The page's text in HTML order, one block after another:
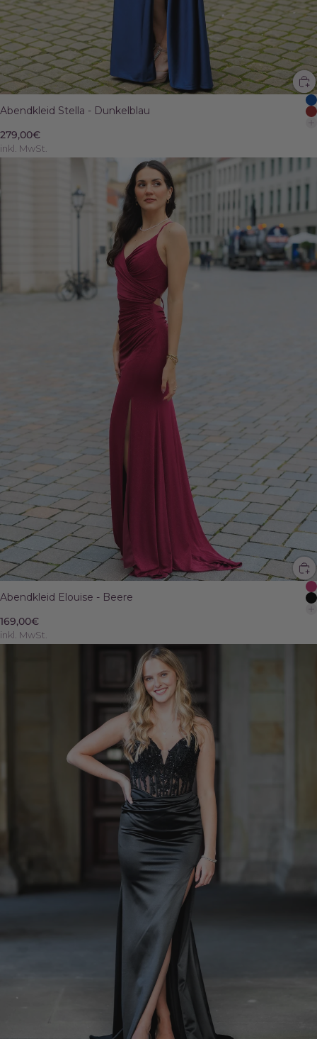
Abendkleid Stella - Dunkelblau
279,00€
inkl. MwSt.
Abendkleid Elouise - Beere
169,00€
inkl. MwSt.